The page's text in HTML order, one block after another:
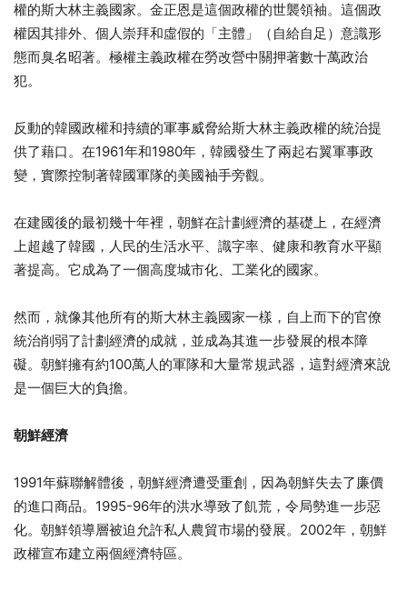
權的斯大林主義國家。金正恩是這個政權的世襲領袖。這個政
權因其排外、個人崇拜和虛假的「主體」（自給自足）意識形
態而臭名昭著。極權主義政權在勞改營中關押著數十萬政治
犯。
反動的韓國政權和持續的軍事威脅給斯大林主義政權的統治提
供了藉口。在1961年和1980年，韓國發生了兩起右翼軍事政
變，實際控制著韓國軍隊的美國袖手旁觀。
在建國後的最初幾十年裡，朝鮮在計劃經濟的基礎上，在經濟
上超越了韓國，人民的生活水平、識字率、健康和教育水平顯
著提高。它成為了一個高度城市化、工業化的國家。
然而，就像其他所有的斯大林主義國家一樣，自上而下的官僚
統治削弱了計劃經濟的成就，並成為其進一步發展的根本障
礙。朝鮮擁有約100萬人的軍隊和大量常規武器，這對經濟來說
是一個巨大的負擔。
朝鮮經濟
1991年蘇聯解體後，朝鮮經濟遭受重創，因為朝鮮失去了廉價
的進口商品。1995-96年的洪水導致了飢荒，令局勢進一步惡
化。朝鮮領導層被迫允許私人農貿市場的發展。2002年，朝鮮
政權宣布建立兩個經濟特區。